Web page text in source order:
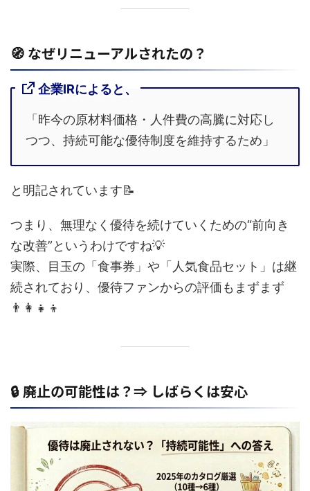
🧭 なぜリニューアルされたの？
企業IRによると、
「昨今の原材料価格・人件費の高騰に対応し
つつ、持続可能な優待制度を維持するため」
と明記されています📝
つまり、無理なく優待を続けていくための“前向き
な改善”というわけですね💡
実際、目玉の「食事券」や「人気食品セット」は継
続されており、優待ファンからの評価もまずまず
👨‍👩‍👧‍👦
🔒 廃止の可能性は？⇒ しばらくは安心